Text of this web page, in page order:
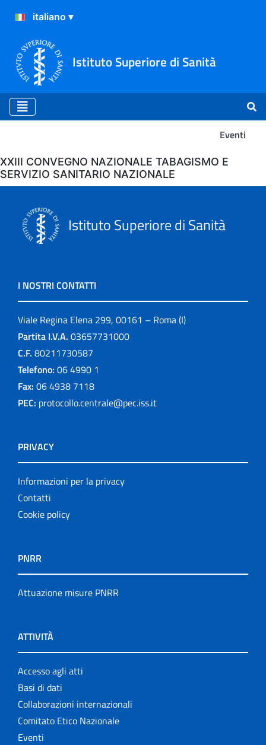
Istituto Superiore di Sanità
Eventi
Eventi
XXIII CONVEGNO NAZIONALE TABAGISMO E
SERVIZIO SANITARIO NAZIONALE
Istituto Superiore di Sanità
I NOSTRI CONTATTI
Viale Regina Elena 299, 00161 – Roma (I)
Partita I.V.A. 03657731000
C.F. 80211730587
Telefono: 06 4990 1
Fax: 06 4938 7118
PEC: protocollo.centrale@pec.iss.it
PRIVACY
Informazioni per la privacy
Contatti
Cookie policy
PNRR
Attuazione misure PNRR
ATTIVITÀ
Accesso agli atti
Basi di dati
Collaborazioni internazionali
Comitato Etico Nazionale
Eventi